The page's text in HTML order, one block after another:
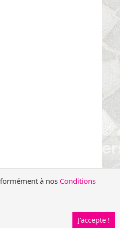
à nos Conditions
J'accepte !